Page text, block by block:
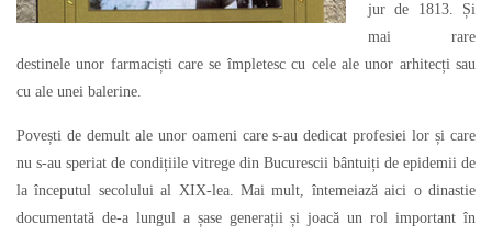
jur de 1813. Și
mai rare
destinele unor farmaciști care se împletesc cu cele ale unor arhitecți sau
cu ale unei balerine.
Povești de demult ale unor oameni care s-au dedicat profesiei lor și care
nu s-au speriat de condițiile vitrege din Bucurescii bântuiți de epidemii de
la începutul secolului al XIX-lea. Mai mult, întemeiază aici o dinastie
documentată de-a lungul a șase generații și joacă un rol important în